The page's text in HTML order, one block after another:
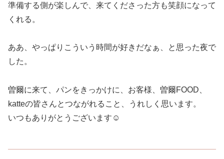
準備する側が楽しんで、来てくださった方も笑顔になって
くれる。
ああ、やっぱりこういう時間が好きだなぁ、と思った夜で
した。
曽爾に来て、パンをきっかけに、お客様、曽爾FOOD、
katteの皆さんとつながれること、うれしく思います。
いつもありがとうございます☺️